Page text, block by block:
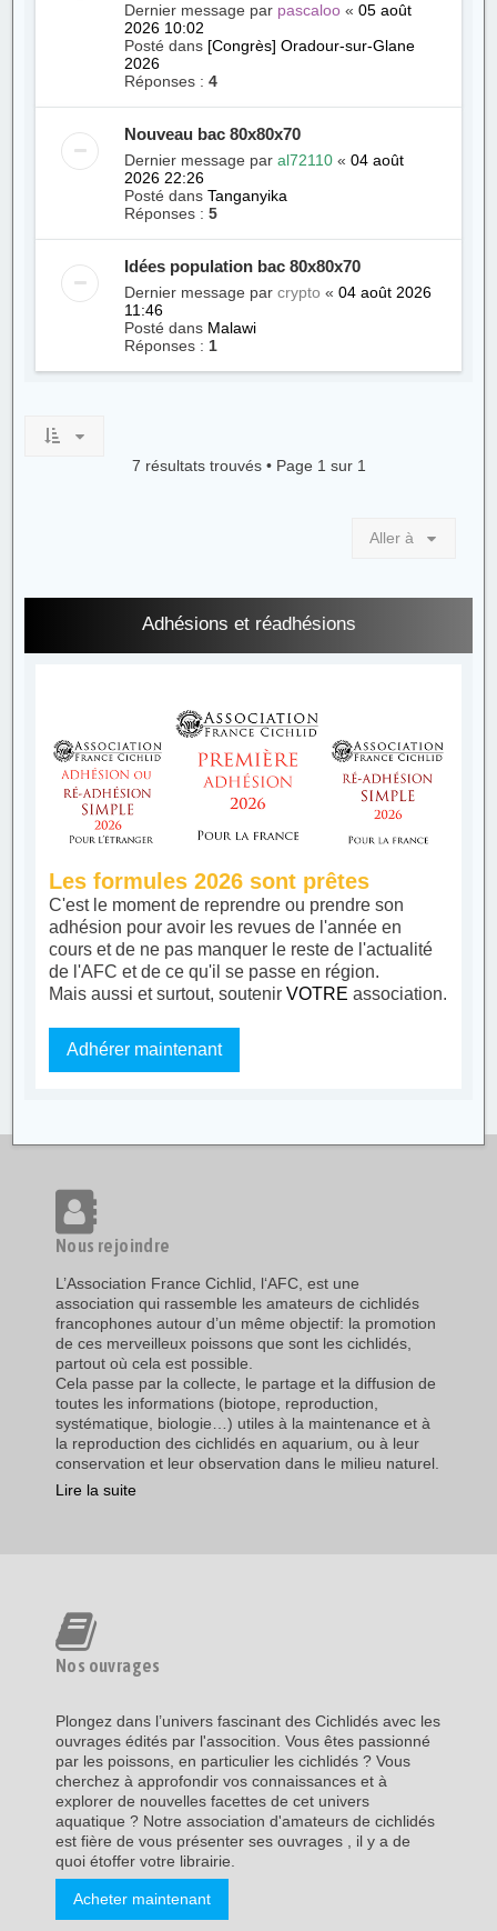
Dernier message par pascaloo «05 août
2026 10:02
Posté dans [Congrès] Oradour-sur-Glane
2026
Réponses :4
Nouveau bac 80x80x70
Dernier message paral72110 «04 août
2026 22:26
Posté dansTanganyika
Réponses :5
Idées population bac 80x80x70
Dernier message parcrypto «04 août 2026
11:46
Posté dans Malawi
Réponses : 1
7 résultats trouvés • Page 1 sur 1
Aller à
Adhésions et réadhésions
Les formules 2026 sont prêtes
C'est le moment de reprendre ou prendre son
adhésion pour avoir les revues de l'année en
cours et de ne pas manquer le reste de l'actualité
de l'AFC et de ce qu'il se passe en région.
Mais aussi et surtout, soutenirVOTRE association.
Adhérer maintenant
Nous rejoindre
L’Association France Cichlid, l‘AFC, est une
association qui rassemble les amateurs de cichlidés
francophones autour d’un même objectif: la promotion
de ces merveilleux poissons que sont les cichlidés,
partout où cela est possible.
Cela passe par la collecte, le partage et la diffusion de
toutes les informations (biotope, reproduction,
systématique, biologie…) utiles à la maintenance et à
la reproduction des cichlidés en aquarium, ou à leur
conservation et leur observation dans le milieu naturel.
Lire la suite
Nos ouvrages
Plongez dans l’univers fascinant des Cichlidés avec les
ouvrages édités par l'assocition. Vous êtes passionné
par les poissons, en particulier les cichlidés ? Vous
cherchez à approfondir vos connaissances et à
explorer de nouvelles facettes de cet univers
aquatique ? Notre association d'amateurs de cichlidés
est fière de vous présenter ses ouvrages , il y a de
quoi étoffer votre librairie.
Acheter maintenant